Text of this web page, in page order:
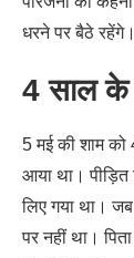
धरने पर बैठे रहेंगे।
4 साल के
5 मई की शाम
आया था।
लिए गया था।
पर नहीं था।